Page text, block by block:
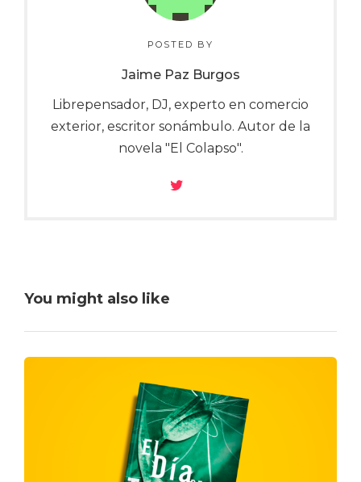
POSTED BY
Jaime Paz Burgos
Librepensador, DJ, experto en comercio
exterior, escritor sonámbulo. Autor de la
novela "El Colapso".
You might also like